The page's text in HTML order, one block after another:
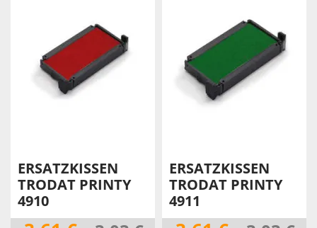
ERSATZKISSEN
TRODAT PRINTY
4910
ERSATZKISSEN
TRODAT PRINTY
4911